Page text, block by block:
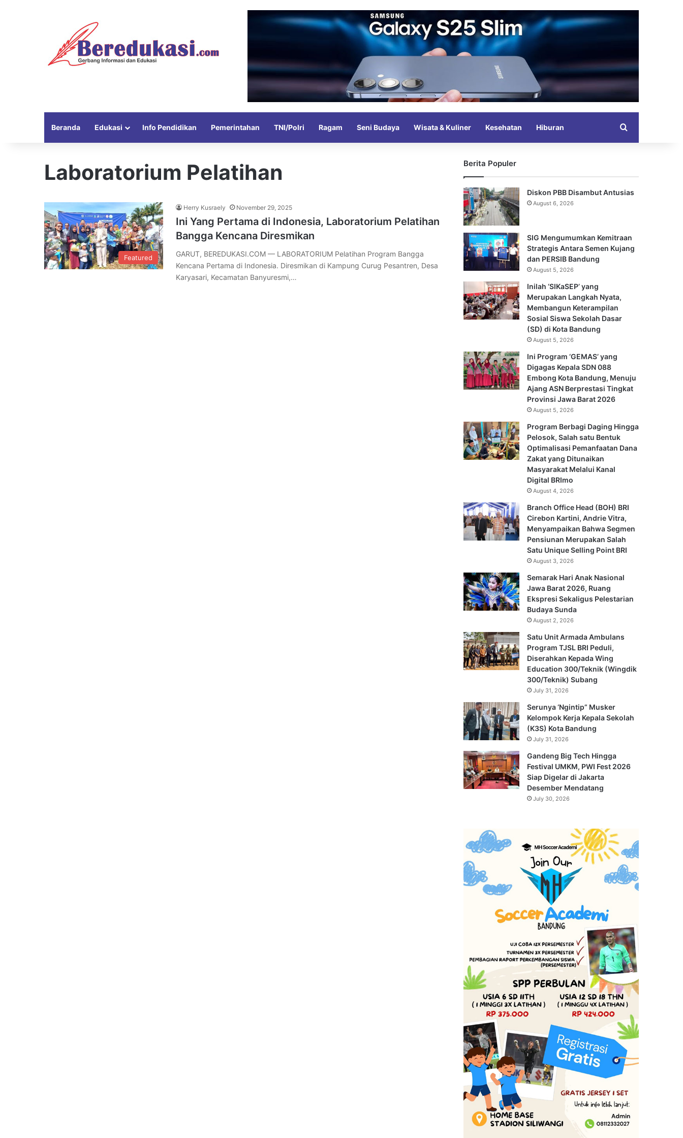
Beranda Edukasi Info Pendidikan Pemerintahan TNI/Polri Ragam Seni Budaya Wisata & Kuliner Kesehatan Hiburan
Laboratorium Pelatihan
Featured
Herry Kusraely November 29, 2025
Ini Yang Pertama di Indonesia, Laboratorium Pelatihan
Bangga Kencana Diresmikan
GARUT, BEREDUKASI.COM — LABORATORIUM Pelatihan Program Bangga
Kencana Pertama di Indonesia. Diresmikan di Kampung Curug Pesantren, Desa
Karyasari, Kecamatan Banyuresmi,…
Berita Populer
Diskon PBB Disambut Antusias
August 6, 2026
SIG Mengumumkan Kemitraan
Strategis Antara Semen Kujang
dan PERSIB Bandung
August 5, 2026
Inilah ‘SIKaSEP’ yang
Merupakan Langkah Nyata,
Membangun Keterampilan
Sosial Siswa Sekolah Dasar
(SD) di Kota Bandung
August 5, 2026
Ini Program ‘GEMAS’ yang
Digagas Kepala SDN 088
Embong Kota Bandung, Menuju
Ajang ASN Berprestasi Tingkat
Provinsi Jawa Barat 2026
August 5, 2026
Program Berbagi Daging Hingga
Pelosok, Salah satu Bentuk
Optimalisasi Pemanfaatan Dana
Zakat yang Ditunaikan
Masyarakat Melalui Kanal
Digital BRImo
August 4, 2026
Branch Office Head (BOH) BRI
Cirebon Kartini, Andrie Vitra,
Menyampaikan Bahwa Segmen
Pensiunan Merupakan Salah
Satu Unique Selling Point BRI
August 3, 2026
Semarak Hari Anak Nasional
Jawa Barat 2026, Ruang
Ekspresi Sekaligus Pelestarian
Budaya Sunda
August 2, 2026
Satu Unit Armada Ambulans
Program TJSL BRI Peduli,
Diserahkan Kepada Wing
Education 300/Teknik (Wingdik
300/Teknik) Subang
July 31, 2026
Serunya ‘Ngintip” Musker
Kelompok Kerja Kepala Sekolah
(K3S) Kota Bandung
July 31, 2026
Gandeng Big Tech Hingga
Festival UMKM, PWI Fest 2026
Siap Digelar di Jakarta
Desember Mendatang
July 30, 2026